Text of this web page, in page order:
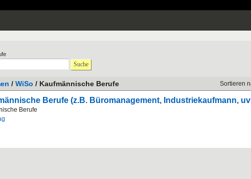
Suche
/ WiSo / Kaufmännische Berufe Sortieren
Berufe (z.B. Büromanagement, Industriekaufmann,
Berufe